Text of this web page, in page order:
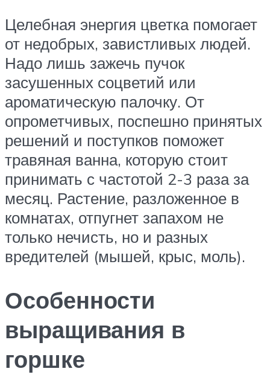
Целебная энергия цветка помогает
от недобрых, завистливых людей.
Надо лишь зажечь пучок
засушенных соцветий или
ароматическую палочку. От
опрометчивых, поспешно принятых
решений и поступков поможет
травяная ванна, которую стоит
принимать с частотой 2-3 раза за
месяц. Растение, разложенное в
комнатах, отпугнет запахом не
только нечисть, но и разных
вредителей (мышей, крыс, моль).
Особенности
выращивания в
горшке